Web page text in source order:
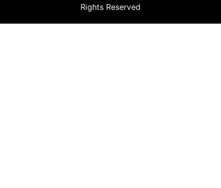
Rights Reserved